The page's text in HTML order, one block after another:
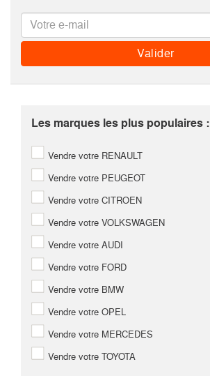
Les marques les plus populaires :
Vendre votre RENAULT
Vendre votre PEUGEOT
Vendre votre CITROEN
Vendre votre VOLKSWAGEN
Vendre votre AUDI
Vendre votre FORD
Vendre votre BMW
Vendre votre OPEL
Vendre votre MERCEDES
Vendre votre TOYOTA